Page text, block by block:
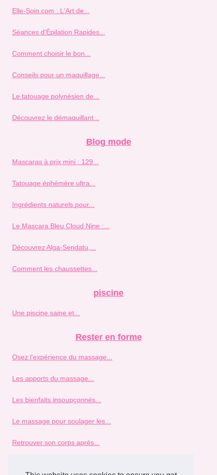
Elle-Soin.com : L'Art de...
Séances d'Épilation Rapides...
Comment choisir le bon...
Conseils pour un maquillage...
Le tatouage polynésien de...
Découvrez le démaquillant...
Blog mode
Mascaras à prix mini : 129...
Tatouage éphémère ultra...
Ingrédients naturels pour...
Le Mascara Bleu Cloud Nine :...
Découvrez Alga-Sendatu,...
Comment les chaussettes...
piscine
Une piscine saine et...
Rester en forme
Osez l'expérience du massage...
Les apports du massage...
Les bienfaits insoupçonnés...
Le massage pour soulager les...
Retrouver son corps après...